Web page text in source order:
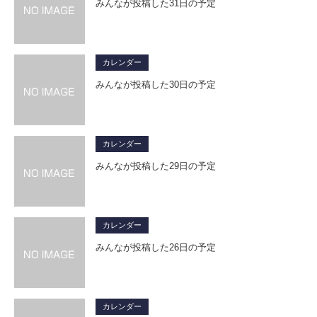
みんなが投稿した31日の予定
カレンダー
みんなが投稿した30日の予定
カレンダー
みんなが投稿した29日の予定
カレンダー
みんなが投稿した26日の予定
カレンダー